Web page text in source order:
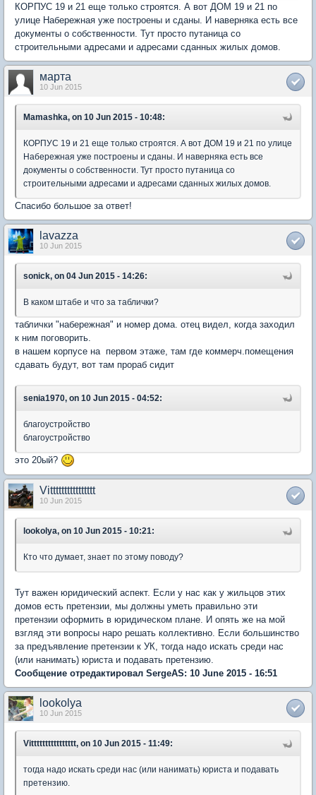
КОРПУС 19 и 21 еще только строятся. А вот ДОМ 19 и 21 по
улице Набережная уже построены и сданы. И наверняка есть все
документы о собственности. Тут просто путаница со
строительными адресами и адресами сданных жилых домов.
марта
10 Jun 2015
Mamashka, on 10 Jun 2015 - 10:48:
КОРПУС 19 и 21 еще только строятся. А вот ДОМ 19 и 21 по улице
Набережная уже построены и сданы. И наверняка есть все
документы о собственности. Тут просто путаница со
строительными адресами и адресами сданных жилых домов.
Спасибо большое за ответ!
lavazza
10 Jun 2015
sonick, on 04 Jun 2015 - 14:26:
В каком штабе и что за таблички?
таблички "набережная" и номер дома. отец видел, когда заходил
к ним поговорить.
в нашем корпусе на первом этаже, там где коммерч.помещения
сдавать будут, вот там прораб сидит
senia1970, on 10 Jun 2015 - 04:52:
благоустройство
благоустройство
это 20ый?
Vitttttttttttttttt
10 Jun 2015
lookolya, on 10 Jun 2015 - 10:21:
Кто что думает, знает по этому поводу?
Тут важен юридический аспект. Если у нас как у жильцов этих
домов есть претензии, мы должны уметь правильно эти
претензии оформить в юридическом плане. И опять же на мой
взгляд эти вопросы наро решать коллективно. Если большинство
за предъявление претензии к УК, тогда надо искать среди нас
(или нанимать) юриста и подавать претензию.
Сообщение отредактировал SergeAS: 10 June 2015 - 16:51
lookolya
10 Jun 2015
Vitttttttttttttttt, on 10 Jun 2015 - 11:49:
тогда надо искать среди нас (или нанимать) юриста и подавать
претензию.